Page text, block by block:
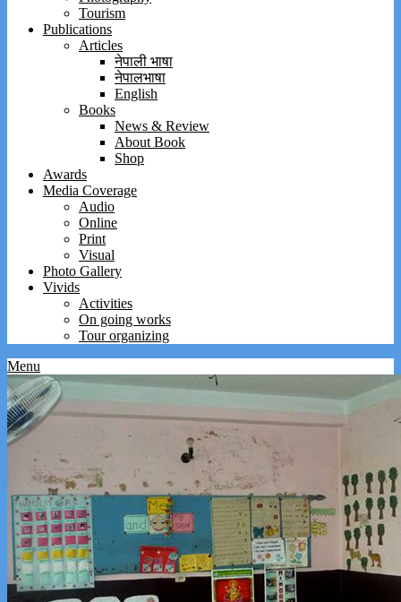
Tourism
Publications
Articles
नेपाली भाषा
नेपालभाषा
English
Books
News & Review
About Book
Shop
Awards
Media Coverage
Audio
Online
Print
Visual
Photo Gallery
Vivids
Activities
On going works
Tour organizing
Menu